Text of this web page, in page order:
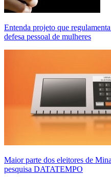
Entenda projeto que
defesa pessoal de mulheres
Maior parte dos eleitores de
pesquisa DATATEMPO